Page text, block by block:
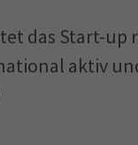
das Start-
aktiv